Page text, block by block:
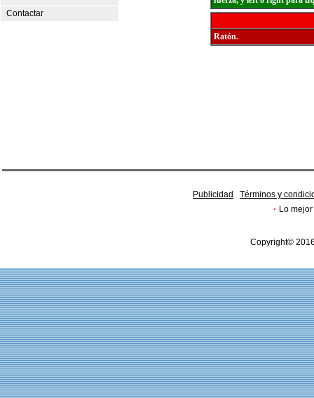
Contactar
Ratón.
Publicidad Términos y
· Lo
Copyright©